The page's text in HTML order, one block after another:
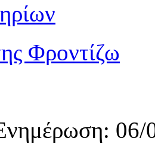
Φροντίζω